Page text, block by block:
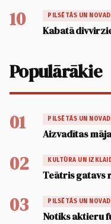
10 PILSĒTĀS UN
Kabatā
Populārākie
01 PILSĒTĀS UN
Aizvadītas
02 KULTŪRA UN
Teātris gatavs
03 PILSĒTĀS UN
Notiks aktieru